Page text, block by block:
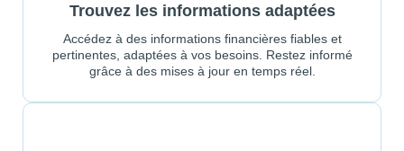
Trouvez les informations adaptées
Accédez à des informations financières fiables et
pertinentes, adaptées à vos besoins. Restez informé
grâce à des mises à jour en temps réel.